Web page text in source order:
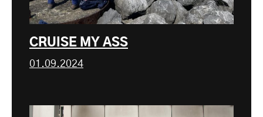
CRUISE MY ASS
01.09.2024